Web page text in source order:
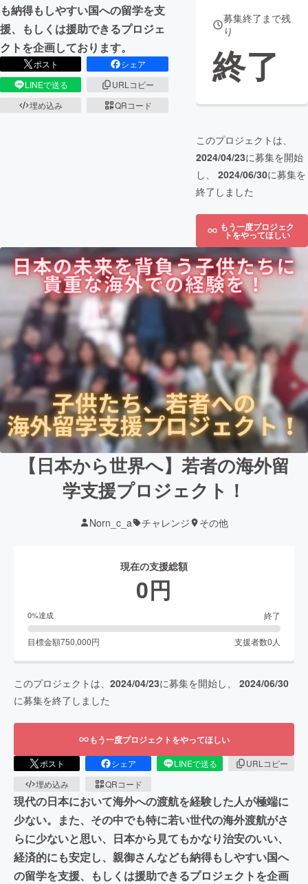
CAMPFIREふるさと納税machi-ya
も納得もしやすい国への留学を支
援、もしくは援助できるプロジェ
クトを企画しております。
ポスト
シェア
LINEで送る
URLコピー
埋め込み
QRコード
募集終了まで残
り
終了
このプロジェクトは、
2024/04/23に募集を開始
し、 2024/06/30に募集を
終了しました
もう一度プロジェク
トをやってほしい
【日本から世界へ】若者の海外留
学支援プロジェクト！
Norn_c_a チャレンジ その他
現在の支援総額
0円
0%達成 終了
目標金額750,000円 支援者数0 人
このプロジェクトは、 2024/04/23に募集を開始し、 2024/06/30
に募集を終了しました
もう一度プロジェクトをやってほしい
ポスト シェア LINEで送る
URLコピー
埋め込み
QRコード
現代の日本において海外への渡航を経験した人が極端に
少ない。また、その中でも特に若い世代の海外渡航がさ
らに少ないと思い、日本から見てもかなり治安のいい、
経済的にも安定し、親御さんなども納得もしやすい国へ
の留学を支援、もしくは援助できるプロジェクトを企画